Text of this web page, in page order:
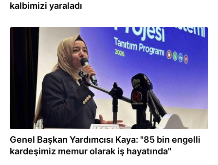
kalbimizi yaraladı
10.04.2026
Genel Başkan Yardımcısı Kaya: "85 bin engelli
kardeşimiz memur olarak iş hayatında"